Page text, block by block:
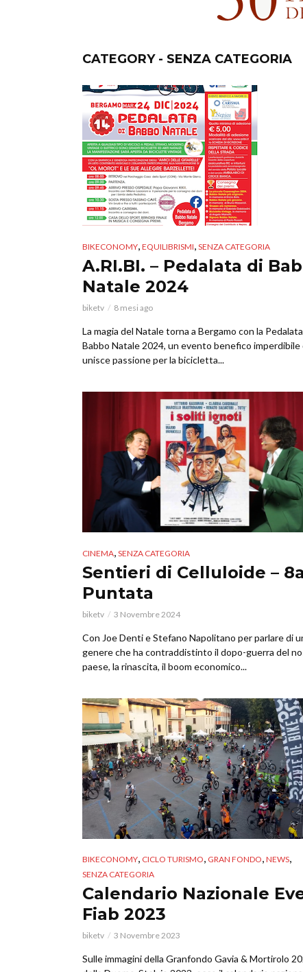
CATEGORY - SENZA CATEGORIA
BIKECONOMY, EQUILIBRISMI, SENZA CATEGORIA
A.RI.BI. – Pedalata di
Natale 2024
biketv 8 mesi ago
La magia del Natale torna a Bergamo con la
Babbo Natale 2024, un evento benefico imperdibile
unisce passione per la bicicletta...
CINEMA, SENZA CATEGORIA
Sentieri di Celluloide – 8a
Puntata
biketv 3 Novembre 2024
Con Joe Denti e Stefano Napolitano per parlare di
genere che ha contraddistinto il dopo-guerra del
paese, la rinascita, il boom economico...
BIKECONOMY CICLO TURISMO GRAN FONDO NEWS
SENZA CATEGORIA
Calendario Nazionale
Fiab 2023
biketv 3 Novembre 2023
Sulle immagini della Granfondo Gavia & Mortirolo